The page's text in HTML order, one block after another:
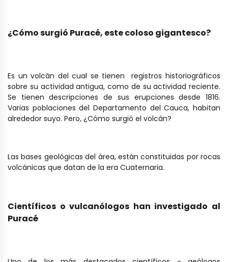
¿Cómo surgió Puracé, este coloso gigantesco?
Es un volcán del cual se tienen registros historiográficos
sobre su actividad antigua, como de su actividad reciente.
Se tienen descripciones de sus erupciones desde 1816.
Varias poblaciones del Departamento del Cauca, habitan
alrededor suyo. Pero, ¿Cómo surgió el volcán?
Las bases geológicas del área, están constituidas por rocas
volcánicas que datan de la era Cuaternaria.
Científicos o vulcanólogos han investigado al
Puracé